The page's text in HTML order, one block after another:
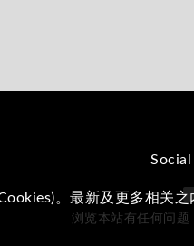
浏览本站有任何问题
。最新及更多相关之